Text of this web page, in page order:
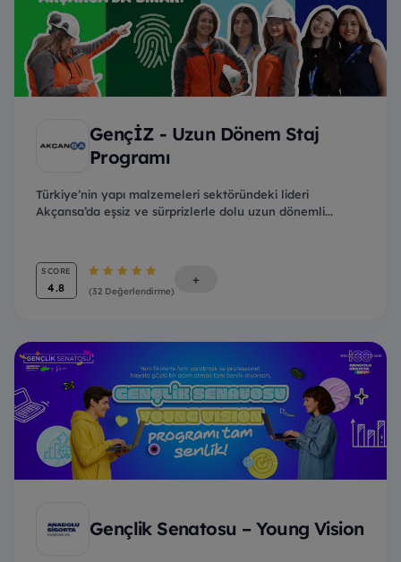
GençİZ - Uzun Dönem Staj
Programı
Türkiye’nin yapı malzemeleri sektöründeki lideri
Akçansa’da eşsiz ve sürprizlerle dolu uzun dönemli...
SCORE
4.8 (32 Değerlendirme)
+
Gençlik Senatosu – Young Vision